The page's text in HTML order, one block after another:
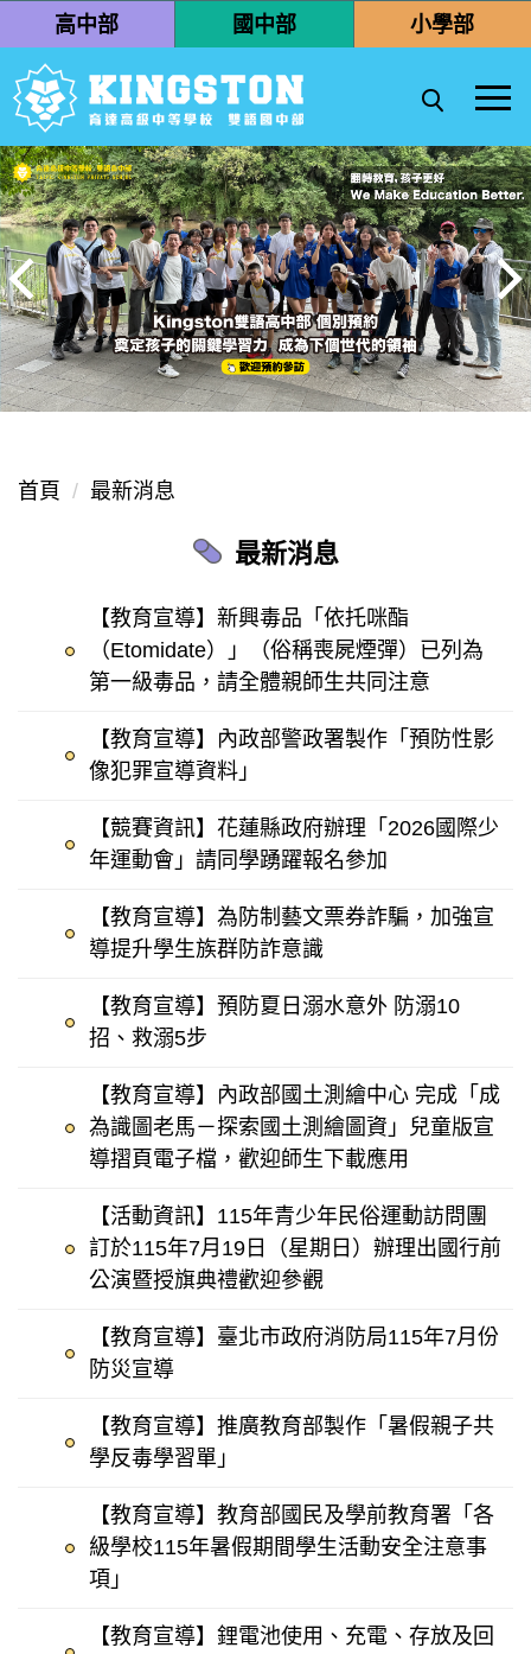
到
主
要
內
容
區
高中部 國中部 小學部
首頁 最新消息
最新消息
【教育宣導】新興毒品「依托咪酯
（Etomidate）」（俗稱喪屍煙彈）已列為
第一級毒品，請全體親師生共同注意
【教育宣導】內政部警政署製作「預防性影
像犯罪宣導資料」
【競賽資訊】花蓮縣政府辦理「2026國際少
年運動會」請同學踴躍報名參加
【教育宣導】為防制藝文票券詐騙，加強宣
導提升學生族群防詐意識
【教育宣導】預防夏日溺水意外 防溺10
招、救溺5步
【教育宣導】內政部國土測繪中心 完成「成
為識圖老馬－探索國土測繪圖資」兒童版宣
導摺頁電子檔，歡迎師生下載應用
【活動資訊】115年青少年民俗運動訪問團
訂於115年7月19日（星期日）辦理出國行前
公演暨授旗典禮歡迎參觀
【教育宣導】臺北市政府消防局115年7月份
防災宣導
【教育宣導】推廣教育部製作「暑假親子共
學反毒學習單」
【教育宣導】教育部國民及學前教育署「各
級學校115年暑假期間學生活動安全注意事
項」
【教育宣導】鋰電池使用、充電、存放及回